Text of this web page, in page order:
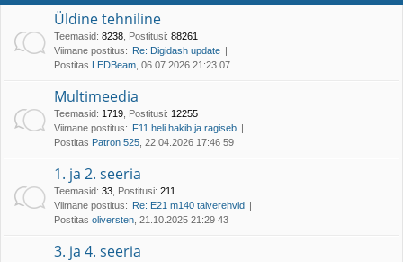
Üldine tehniline
Teemasid: 8238 Postitusi: 88261
Viimane postitus: Re: Digidash update
Postitas LEDBeam , 06.07.2026 21:23 07
Multimeedia
Teemasid: 1719 Postitusi: 12255
Viimane postitus: F11 heli hakib ja ragiseb
Postitas Patron 525 , 22.04.2026 17:46 59
1. ja 2. seeria
Teemasid: 33 Postitusi: 211
Viimane postitus: Re: E21 m140 talverehvid
Postitas oliversten , 21.10.2025 21:29 43
3. ja 4. seeria